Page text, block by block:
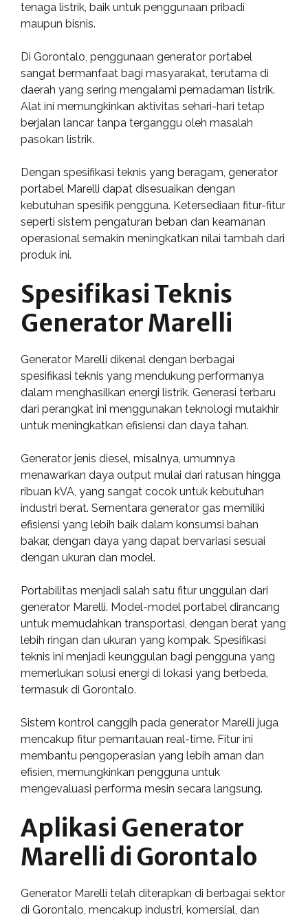
tenaga listrik, baik untuk penggunaan pribadi
maupun bisnis.
Di Gorontalo, penggunaan generator portabel
sangat bermanfaat bagi masyarakat, terutama di
daerah yang sering mengalami pemadaman listrik.
Alat ini memungkinkan aktivitas sehari-hari tetap
berjalan lancar tanpa terganggu oleh masalah
pasokan listrik.
Dengan spesifikasi teknis yang beragam, generator
portabel Marelli dapat disesuaikan dengan
kebutuhan spesifik pengguna. Ketersediaan fitur-fitur
seperti sistem pengaturan beban dan keamanan
operasional semakin meningkatkan nilai tambah dari
produk ini.
Spesifikasi Teknis
Generator Marelli
Generator Marelli dikenal dengan berbagai
spesifikasi teknis yang mendukung performanya
dalam menghasilkan energi listrik. Generasi terbaru
dari perangkat ini menggunakan teknologi mutakhir
untuk meningkatkan efisiensi dan daya tahan.
Generator jenis diesel, misalnya, umumnya
menawarkan daya output mulai dari ratusan hingga
ribuan kVA, yang sangat cocok untuk kebutuhan
industri berat. Sementara generator gas memiliki
efisiensi yang lebih baik dalam konsumsi bahan
bakar, dengan daya yang dapat bervariasi sesuai
dengan ukuran dan model.
Portabilitas menjadi salah satu fitur unggulan dari
generator Marelli. Model-model portabel dirancang
untuk memudahkan transportasi, dengan berat yang
lebih ringan dan ukuran yang kompak. Spesifikasi
teknis ini menjadi keunggulan bagi pengguna yang
memerlukan solusi energi di lokasi yang berbeda,
termasuk di Gorontalo.
Sistem kontrol canggih pada generator Marelli juga
mencakup fitur pemantauan real-time. Fitur ini
membantu pengoperasian yang lebih aman dan
efisien, memungkinkan pengguna untuk
mengevaluasi performa mesin secara langsung.
Aplikasi Generator
Marelli di Gorontalo
Generator Marelli telah diterapkan di berbagai sektor
di Gorontalo, mencakup industri, komersial, dan